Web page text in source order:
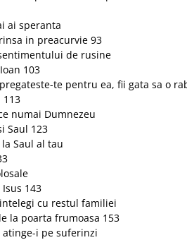
ai speranta
in preacurvie 93
de rusine
103
te pentru ea, fii gata sa o
113
numai Dumnezeu
Saul 123
Saul al tau
143
cu restul familiei
la poarta frumoasa 153
atinge-i pe suferinzi